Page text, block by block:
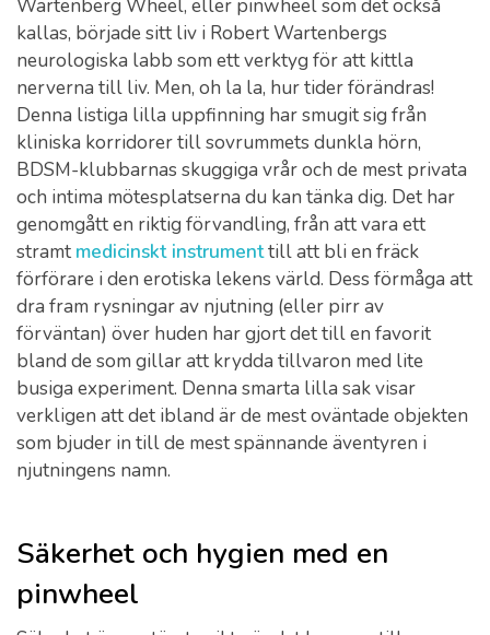
Wartenberg Wheel, eller pinwheel som det också
kallas, började sitt liv i Robert Wartenbergs
neurologiska labb som ett verktyg för att kittla
nerverna till liv. Men, oh la la, hur tider förändras!
Denna listiga lilla uppfinning har smugit sig från
kliniska korridorer till sovrummets dunkla hörn,
BDSM-klubbarnas skuggiga vrår och de mest privata
och intima mötesplatserna du kan tänka dig. Det har
genomgått en riktig förvandling, från att vara ett
stramt medicinskt instrumenttill att bli en fräck
förförare i den erotiska lekens värld. Dess förmåga att
dra fram rysningar av njutning (eller pirr av
förväntan) över huden har gjort det till en favorit
bland de som gillar att krydda tillvaron med lite
busiga experiment. Denna smarta lilla sak visar
verkligen att det ibland är de mest oväntade objekten
som bjuder in till de mest spännande äventyren i
njutningens namn.
Säkerhet och hygien med en
pinwheel